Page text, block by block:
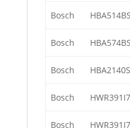
Bosch
Bosch
Bosch
Bosch
Bosch